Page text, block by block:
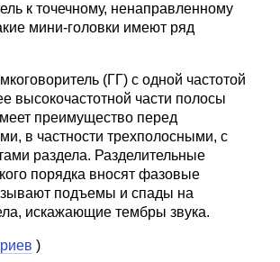
к точечному, ненаправленному
мини-головки имеют ряд
(ГГ) с одной частотой
высокочастотной части полосы
преимущество перед
в частности трехполосными, с
раздела. Разделительные
порядка вносят фазовые
подъемы и спады на
искажающие тембры звука.
)